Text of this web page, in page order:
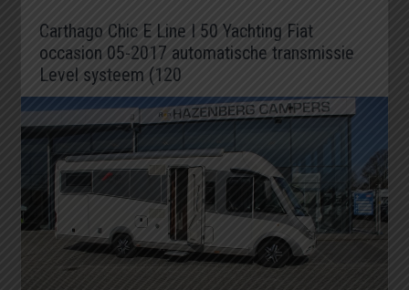
Carthago Chic E Line I 50 Yachting Fiat
occasion 05-2017 automatische transmissie
Level systeem (120